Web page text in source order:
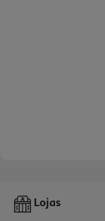
Água Tónica
Lojas